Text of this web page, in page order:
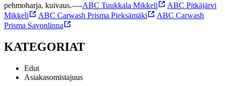
pehmoharja, kuivaus.—-ABC Tuukkala Mikkeli
ABC Pitkäjärvi
Mikkeli
ABC Carwash Prisma Pieksämäki
ABC Carwash
Prisma Savonlinna
KATEGORIAT
Edut
Asiakasomistajuus